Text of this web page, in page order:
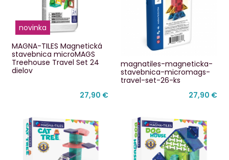
novinka
MAGNA-TILES Magnetická
stavebnica microMAGS
Treehouse Travel Set 24
dielov
27,90 €
magnatiles-magneticka-
stavebnica-micromags-
travel-set-26-ks
27,90 €